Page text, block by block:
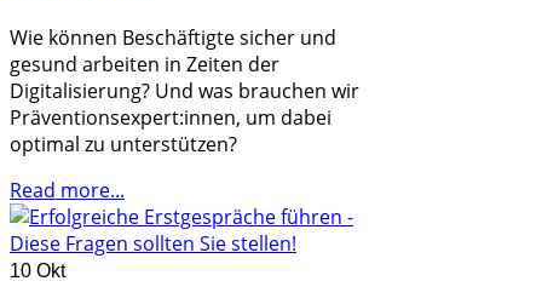
Wie können Beschäftigte sicher und
gesund arbeiten in Zeiten der
Digitalisierung? Und was brauchen wir
Präventionsexpert:innen, um dabei
optimal zu unterstützen?
Read more...
10 Okt